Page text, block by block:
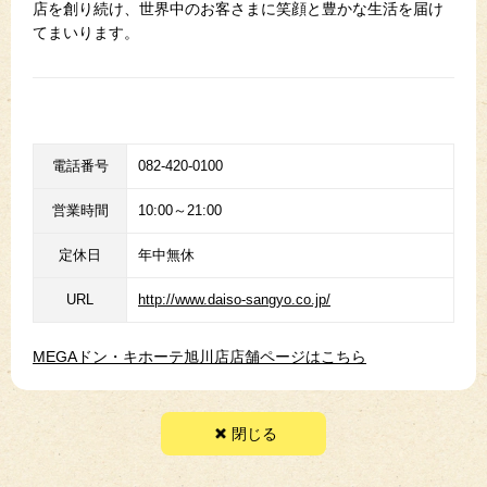
店を創り続け、世界中のお客さまに笑顔と豊かな生活を届け
てまいります。
電話番号 082-420-0100
営業時間 10:00～21:00
定休日 年中無休
URL http://www.daiso-sangyo.co.jp/
MEGAドン・キホーテ旭川店店舗ページはこちら
閉じる